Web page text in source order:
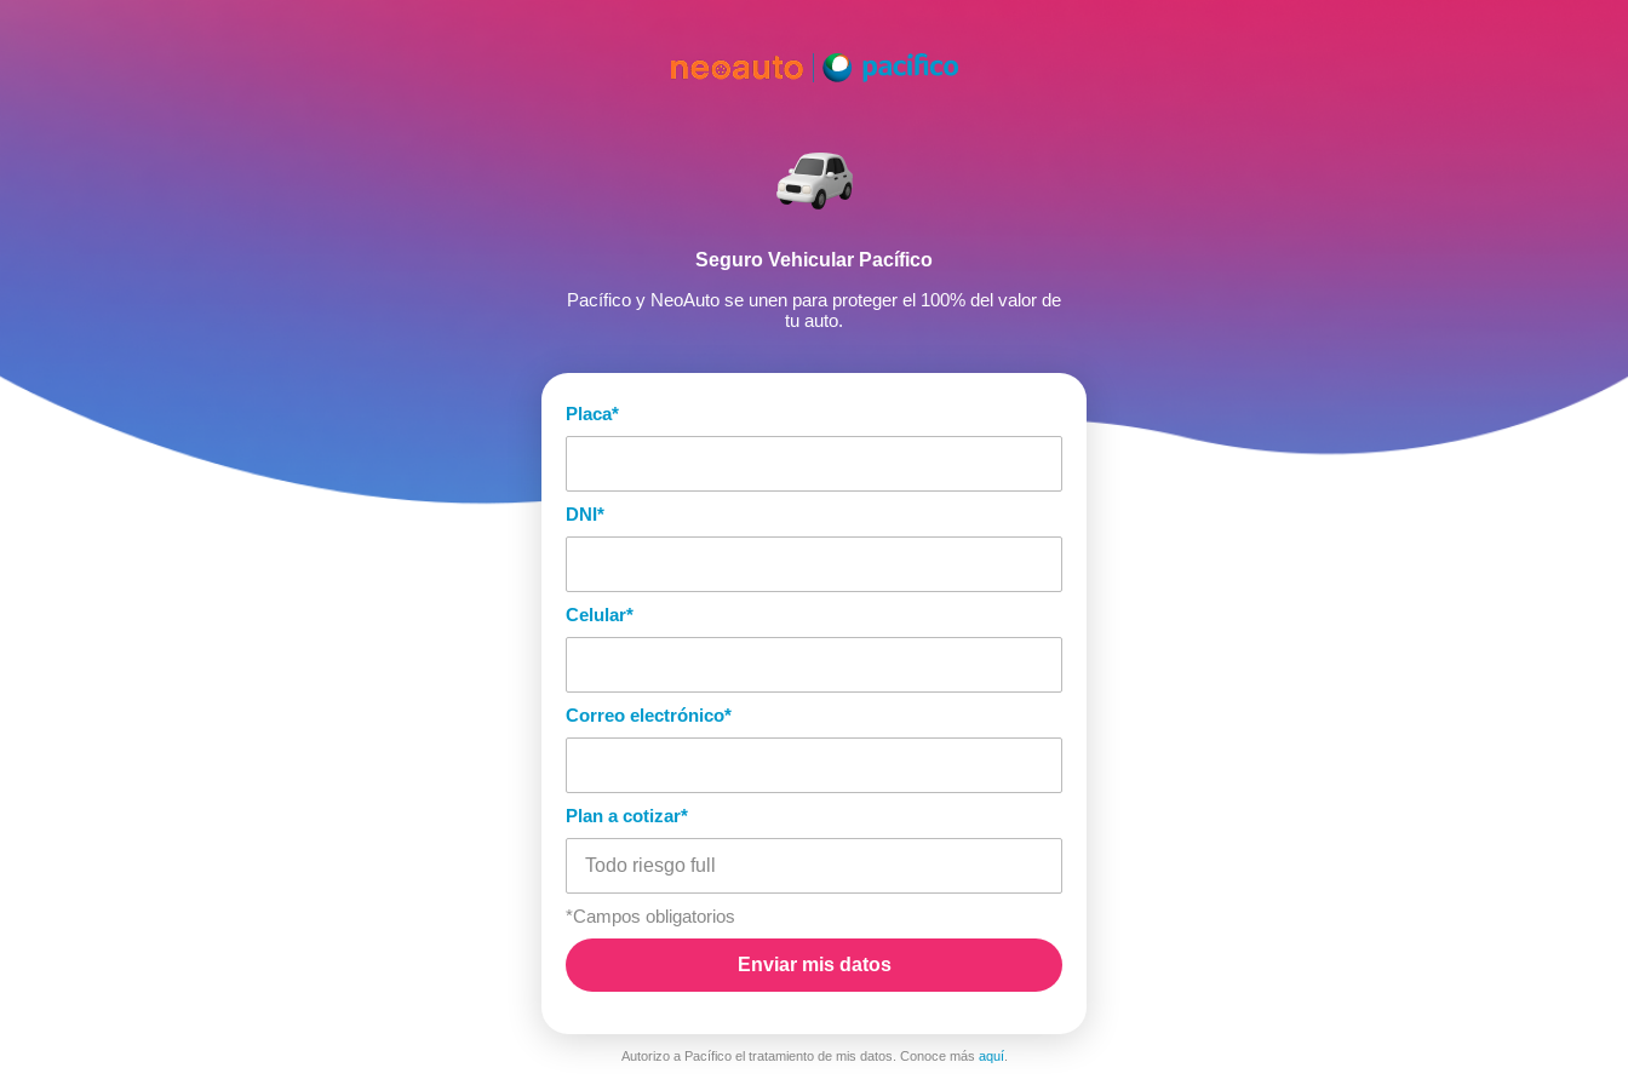
Seguro Vehicular Pacífico
Pacífico y NeoAuto se unen para proteger el 100% del valor de
tu auto.
Placa*
DNI*
Celular*
Correo electrónico*
Plan a cotizar*
*Campos obligatorios
Autorizo a Pacífico el tratamiento de mis datos. Conoce más aquí.